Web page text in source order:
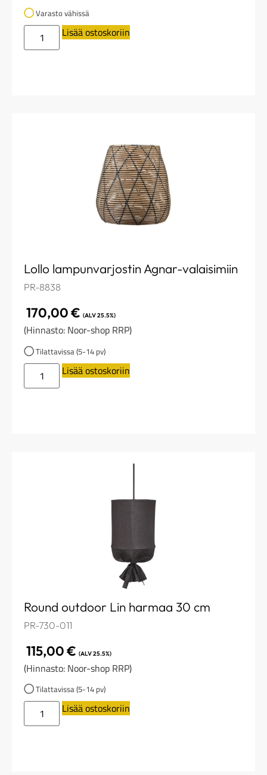
Varasto vähissä
Lisää ostoskoriin
Lollo lampunvarjostin Agnar-valaisimiin
PR-8838
170,00€ (ALV 25.5%)
(Hinnasto: Noor-shop RRP)
Tilattavissa (5-14 pv)
Lisää ostoskoriin
Round outdoor Lin harmaa 30 cm
PR-730-011
115,00€ (ALV 25.5%)
(Hinnasto: Noor-shop RRP)
Tilattavissa (5-14 pv)
Lisää ostoskoriin